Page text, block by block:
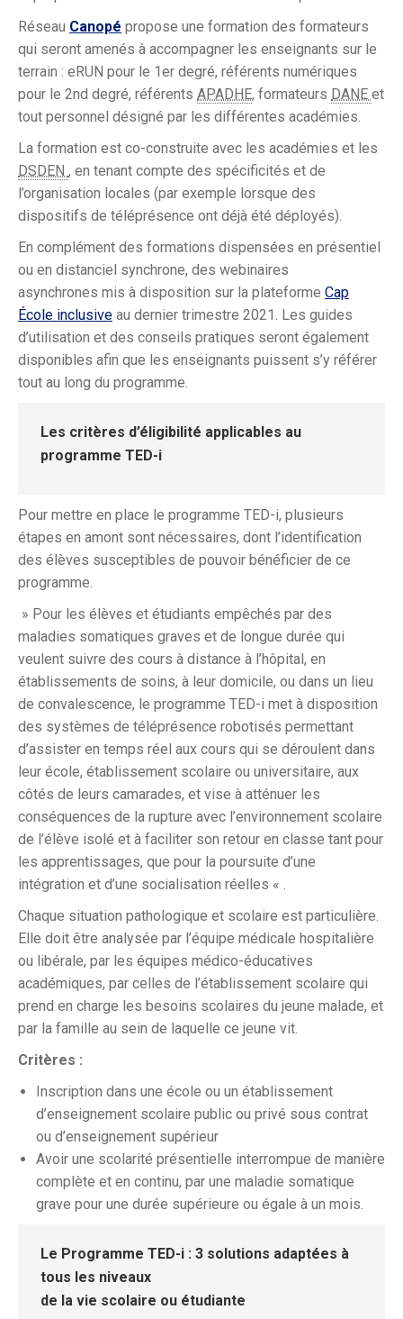
Réseau Canopé propose une formation des formateurs
qui seront amenés à accompagner les enseignants sur le
terrain : eRUN pour le 1er degré, référents numériques
pour le 2nd degré, référents APADHE, formateurs DANE et
tout personnel désigné par les différentes académies.
La formation est co-construite avec les académies et les
DSDEN , en tenant compte des spécificités et de
l’organisation locales (par exemple lorsque des
dispositifs de téléprésence ont déjà été déployés).
En complément des formations dispensées en présentiel
ou en distanciel synchrone, des webinaires
asynchrones mis à disposition sur la plateforme Cap
École inclusive au dernier trimestre 2021. Les guides
d’utilisation et des conseils pratiques seront également
disponibles afin que les enseignants puissent s’y référer
tout au long du programme.
Les critères d’éligibilité applicables au
programme TED-i
Pour mettre en place le programme TED-i, plusieurs
étapes en amont sont nécessaires, dont l’identification
des élèves susceptibles de pouvoir bénéficier de ce
programme.
» Pour les élèves et étudiants empêchés par des
maladies somatiques graves et de longue durée qui
veulent suivre des cours à distance à l’hôpital, en
établissements de soins, à leur domicile, ou dans un lieu
de convalescence, le programme TED-i met à disposition
des systèmes de téléprésence robotisés permettant
d’assister en temps réel aux cours qui se déroulent dans
leur école, établissement scolaire ou universitaire, aux
côtés de leurs camarades, et vise à atténuer les
conséquences de la rupture avec l’environnement scolaire
de l’élève isolé et à faciliter son retour en classe tant pour
les apprentissages, que pour la poursuite d’une
intégration et d’une socialisation réelles « .
Chaque situation pathologique et scolaire est particulière.
Elle doit être analysée par l’équipe médicale hospitalière
ou libérale, par les équipes médico-éducatives
académiques, par celles de l’établissement scolaire qui
prend en charge les besoins scolaires du jeune malade, et
par la famille au sein de laquelle ce jeune vit.
Critères :
Inscription dans une école ou un établissement
d’enseignement scolaire public ou privé sous contrat
ou d’enseignement supérieur
Avoir une scolarité présentielle interrompue de manière
complète et en continu, par une maladie somatique
grave pour une durée supérieure ou égale à un mois.
Le Programme TED-i : 3 solutions adaptées à
tous les niveaux
de la vie scolaire ou étudiante